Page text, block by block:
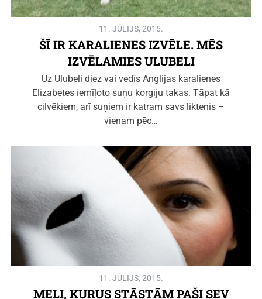
11. JŪLIJS, 2015.
ŠĪ IR KARALIENES IZVĒLE. MĒS
IZVĒLAMIES ULUBELI
Uz Ulubeli diez vai vedīs Anglijas karalienes
Elizabetes iemīļoto suņu korgiju takas. Tāpat kā
cilvēkiem, arī suņiem ir katram savs liktenis –
vienam pēc…
11. JŪLIJS, 2015.
MELI, KURUS STĀSTĀM PAŠI SEV